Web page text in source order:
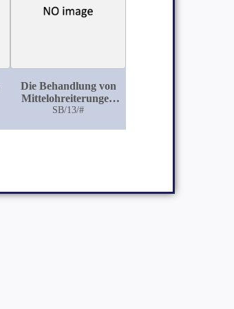
Die Behandlung von
Mittelohreiterungen
mit
SB/13/#